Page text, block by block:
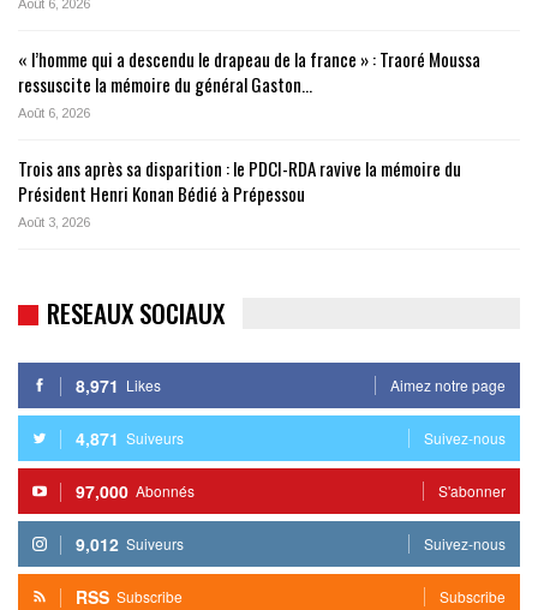
Août 6, 2026
« l’homme qui a descendu le drapeau de la france » : Traoré Moussa
ressuscite la mémoire du général Gaston…
Août 6, 2026
Trois ans après sa disparition : le PDCI-RDA ravive la mémoire du
Président Henri Konan Bédié à Prépessou
Août 3, 2026
RESEAUX SOCIAUX
8,971 Likes Aimez notre page
4,871 Suiveurs Suivez-nous
97,000 Abonnés S'abonner
9,012 Suiveurs Suivez-nous
RSS Subscribe Subscribe